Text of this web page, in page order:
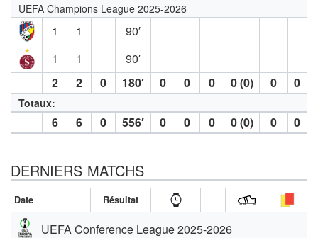
UEFA Champions League 2025-2026
1 1
90′
1
1
90′
2
2 0 180′ 0 0 0 0 (0) 0 0
Totaux:
6 6 0 556′ 0 0 0 0 (0) 0 0
DERNIERS MATCHS
Date Résultat
UEFA Conference League 2025-2026